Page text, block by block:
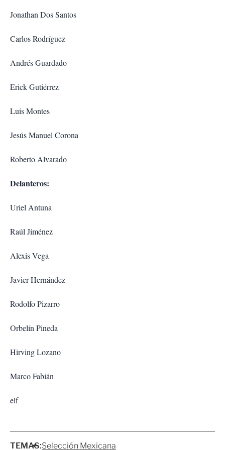
Jonathan Dos Santos
Carlos Rodríguez
Andrés Guardado
Erick Gutiérrez
Luis Montes
Jesús Manuel Corona
Roberto Alvarado
Delanteros:
Uriel Antuna
Raúl Jiménez
Alexis Vega
Javier Hernández
Rodolfo Pizarro
Orbelín Pineda
Hirving Lozano
Marco Fabián
elf
TEMAS:Selección Mexicana